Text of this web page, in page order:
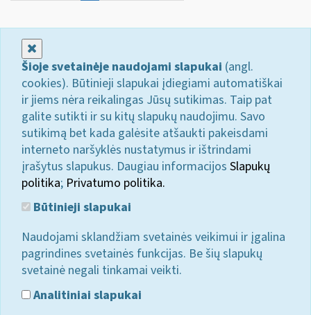
Šioje svetainėje naudojami slapukai (angl.
cookies). Būtinieji slapukai įdiegiami automatiškai
ir jiems nėra reikalingas Jūsų sutikimas. Taip pat
galite sutikti ir su kitų slapukų naudojimu. Savo
sutikimą bet kada galėsite atšaukti pakeisdami
interneto naršyklės nustatymus ir ištrindami
įrašytus slapukus. Daugiau informacijos Slapukų
politika; Privatumo politika.
Būtinieji slapukai
Naudojami sklandžiam svetainės veikimui ir įgalina
pagrindines svetainės funkcijas. Be šių slapukų
svetainė negali tinkamai veikti.
Analitiniai slapukai